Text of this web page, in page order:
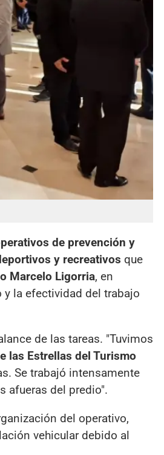
de prevención y
y recreativos que
Marcelo Ligorria, en
la efectividad del trabajo
de las tareas. "Tuvimos
las Estrellas del Turismo
Se trabajó intensamente
afueras del predio".
del operativo,
vehicular debido al